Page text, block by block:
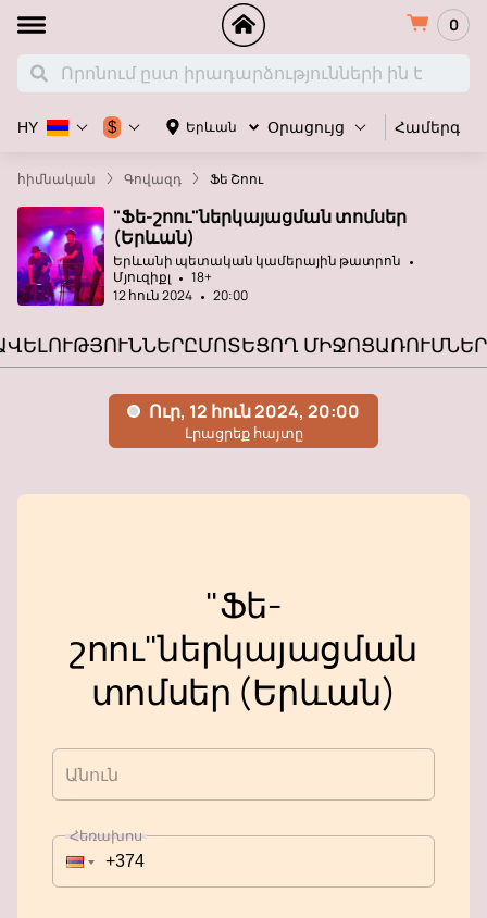
0
Երևան Օրացույց Համերգ
HY $
հիմնական Գովազդ Ֆե Շոու
"Ֆե-շոու"ներկայացման տոմսեր
(Երևան)
Երևանի պետական կամերային թատրոն
Մյուզիքլ
18+
12 հուն 2024
20:00
ՄՈՏԵՑՈՂ ՄԻՋՈՑԱՌՈՒՄՆԵՐ
"Ֆե-
շոու"ներկայացման
տոմսեր (Երևան)
Անուն
Հեռախոս